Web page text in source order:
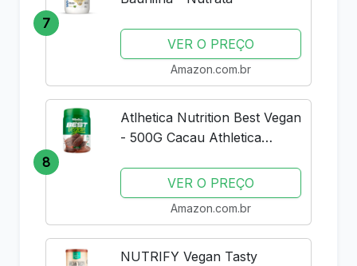
7
VER O PREÇO
Amazon.com.br
8
Atlhetica Nutrition Best Vegan
- 500G Cacau Athletica
VER O PREÇO
Amazon.com.br
NUTRIFY Vegan Tasty